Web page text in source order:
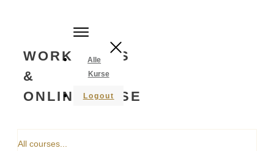
Alle
Kurse
Logout
WORKSHOPS
&
ONLINEKURSE
All courses...